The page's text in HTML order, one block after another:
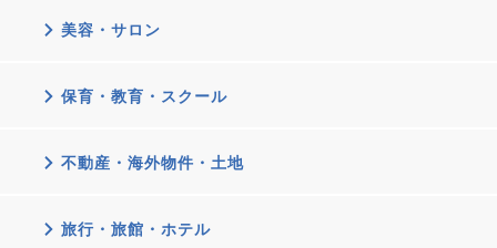
美容・サロン
保育・教育・スクール
不動産・海外物件・土地
旅行・旅館・ホテル